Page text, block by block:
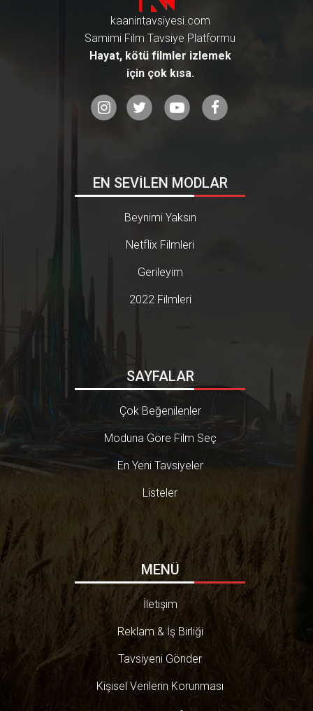
kaanintavsiyesi.com
Samimi Film Tavsiye Platformu
Hayat, kötü filmler izlemek
için çok kısa.
EN SEVİLEN MODLAR
Beynimi Yaksın
Netflix Filmleri
Gerileyim
2022 Filmleri
SAYFALAR
Çok Beğenilenler
Moduna Göre Film Seç
En Yeni Tavsiyeler
Listeler
MENÜ
İletişim
Reklam & İş Birliği
Tavsiyeni Gönder
Kişisel Verilerin Korunması